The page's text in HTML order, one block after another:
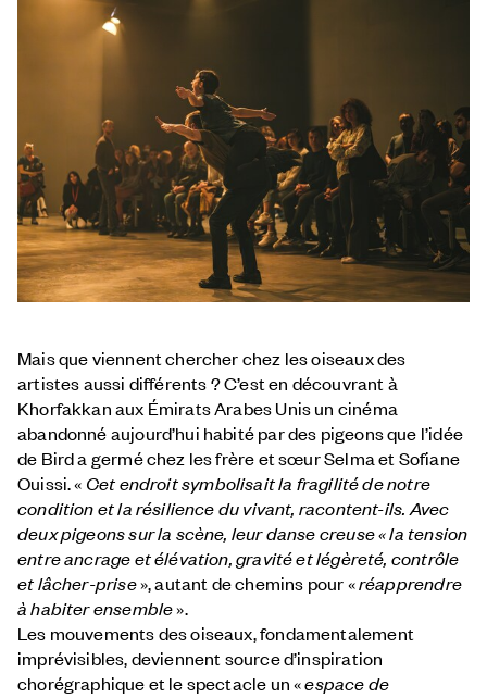
Mais que viennent chercher chez les oiseaux des
artistes aussi différents ? C’est en découvrant à
Khorfakkan aux Émirats Arabes Unis un cinéma
abandonné aujourd’hui habité par des pigeons que l’idée
de Bird a germé chez les frère et sœur Selma et Sofiane
Ouissi. « Cet endroit symbolisait la fragilité de notre
condition et la résilience du vivant, racontent-ils. Avec
deux pigeons sur la scène, leur danse creuse « la tension
entre ancrage et élévation, gravité et légèreté, contrôle
et lâcher-prise», autant de chemins pour «réapprendre
à habiter ensemble».
Les mouvements des oiseaux, fondamentalement
imprévisibles, deviennent source d’inspiration
chorégraphique et le spectacle un «espace de